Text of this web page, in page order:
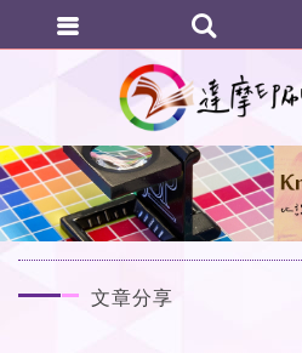
文章分享
繁體中文